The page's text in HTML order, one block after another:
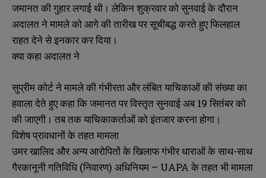
जमानत की गुहार लगाई थी। लेकिन शुक्रवार को सुनवाई के दौरान
अदालत ने मामले को आगे की तारीख पर सूचीबद्ध करते हुए फिलहाल
राहत देने से इनकार कर दिया।
क्या कहा अदालत ने
सुप्रीम कोर्ट ने मामले की गंभीरता और लंबित याचिकाओं की संख्या का
हवाला देते हुए कहा कि जमानत पर विस्तृत सुनवाई अब 19 सितंबर को
की जाएगी। तब तक याचिकाकर्ताओं को इंतजार करना होगा।
विशेष प्रावधानों के तहत मामला
उमर खालिद और अन्य आरोपितों के खिलाफ गंभीर धाराओं के साथ-साथ
गैरकानूनी गतिविधि (निवारण) अधिनियम – UAPA के तहत भी मामला